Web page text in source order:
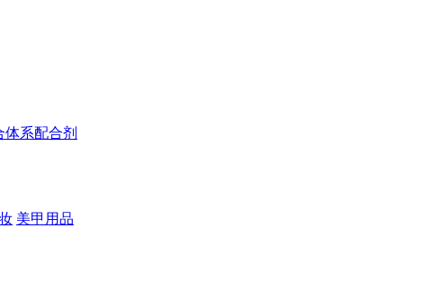
体系配合剂
美甲用品